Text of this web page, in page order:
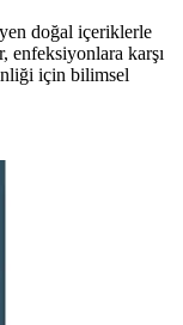
doğal içeriklerle
enfeksiyonlara karşı
için bilimsel